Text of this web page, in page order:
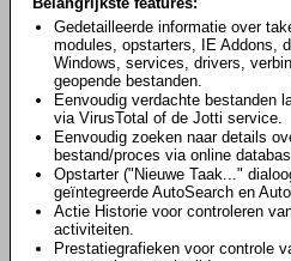
Gedetailleerde informatie over
modules, opstarters, IE Addons,
Windows, services, drivers,
geopende bestanden.
Eenvoudig verdachte bestanden
via VirusTotal of de Jotti service.
Eenvoudig zoeken naar details
bestand/proces via online
Opstarter ("Nieuwe Taak..."
geïntegreerde AutoSearch en
Actie Historie voor controleren
activiteiten.
Prestatiegrafieken voor controle